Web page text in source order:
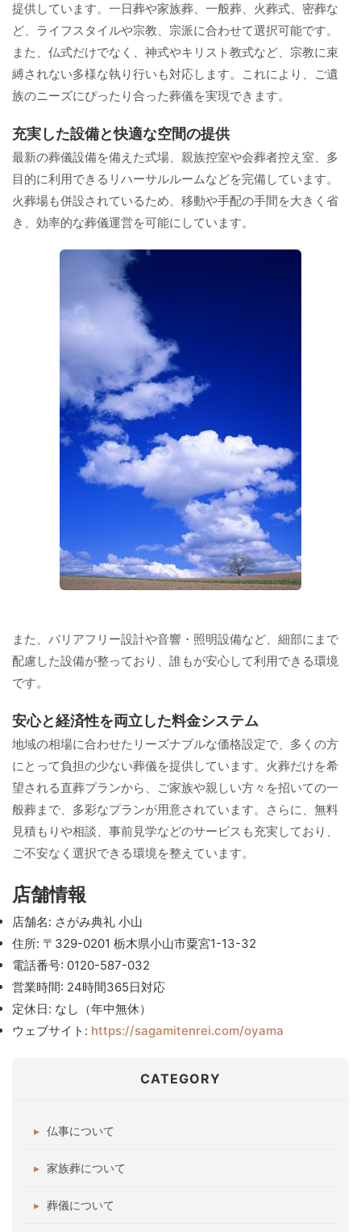
提供しています。一日葬や家族葬、一般葬、火葬式、密葬な
ど、ライフスタイルや宗教、宗派に合わせて選択可能です。
また、仏式だけでなく、神式やキリスト教式など、宗教に束
縛されない多様な執り行いも対応します。これにより、ご遺
族のニーズにぴったり合った葬儀を実現できます。
充実した設備と快適な空間の提供
最新の葬儀設備を備えた式場、親族控室や会葬者控え室、多
目的に利用できるリハーサルルームなどを完備しています。
火葬場も併設されているため、移動や手配の手間を大きく省
き、効率的な葬儀運営を可能にしています。
また、バリアフリー設計や音響・照明設備など、細部にまで
配慮した設備が整っており、誰もが安心して利用できる環境
です。
安心と経済性を両立した料金システム
地域の相場に合わせたリーズナブルな価格設定で、多くの方
にとって負担の少ない葬儀を提供しています。火葬だけを希
望される直葬プランから、ご家族や親しい方々を招いての一
般葬まで、多彩なプランが用意されています。さらに、無料
見積もりや相談、事前見学などのサービスも充実しており、
ご不安なく選択できる環境を整えています。
店舗情報
店舗名: さがみ典礼 小山
住所: 〒329-0201 栃木県小山市粟宮1-13-32
電話番号: 0120-587-032
営業時間: 24時間365日対応
定休日: なし（年中無休）
ウェブサイト: https://sagamitenrei.com/oyama
CATEGORY
仏事について
家族葬について
葬儀について